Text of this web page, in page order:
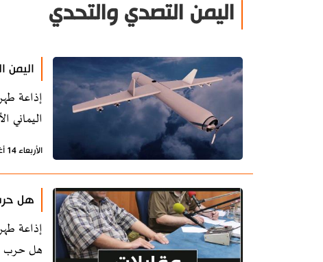
اليمن التصدي والتحدي
اليمن
إذاعة
اليماني
الأربعاء 14 أغسطس 2019 - 15:11 بتوقيت طهران
هل
إذاعة
هل حرب